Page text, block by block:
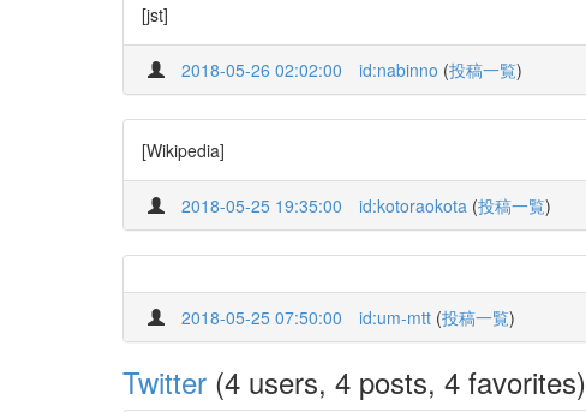
[jst]
2018-05-26 02:02:00 id:nabinno (投稿一覧)
[Wikipedia]
2018-05-25 19:35:00 id:kotoraokota (投稿一覧)
2018-05-25 07:50:00 id:um-mtt (投稿一覧)
Twitter (4 users, 4 posts, 4 favorites)